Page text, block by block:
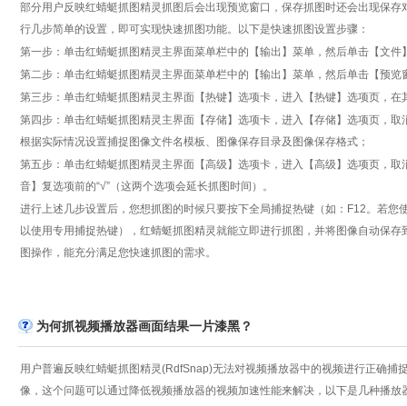
部分用户反映红蜻蜓抓图精灵抓图后会出现预览窗口，保存抓图时还会出现保
行几步简单的设置，即可实现快速抓图功能。以下是快速抓图设置步骤：
第一步：单击红蜻蜓抓图精灵主界面菜单栏中的【输出】菜单，然后单击【文件
第二步：单击红蜻蜓抓图精灵主界面菜单栏中的【输出】菜单，然后单击【预览
第三步：单击红蜻蜓抓图精灵主界面【热键】选项卡，进入【热键】选项页，
第四步：单击红蜻蜓抓图精灵主界面【存储】选项卡，进入【存储】选项页，
根据实际情况设置捕捉图像文件名模板、图像保存目录及图像保存格式；
第五步：单击红蜻蜓抓图精灵主界面【高级】选项卡，进入【高级】选项页，
音】复选项前的“√”（这两个选项会延长抓图时间）。
进行上述几步设置后，您想抓图的时候只要按下全局捕捉热键（如：F12。若
以使用专用捕捉热键），红蜻蜓抓图精灵就能立即进行抓图，并将图像自动保
图操作，能充分满足您快速抓图的需求。
为何抓视频播放器画面结果一片漆黑？
用户普遍反映红蜻蜓抓图精灵(RdfSnap)无法对视频播放器中的视频进行正确
像，这个问题可以通过降低视频播放器的视频加速性能来解决，以下是几种播放